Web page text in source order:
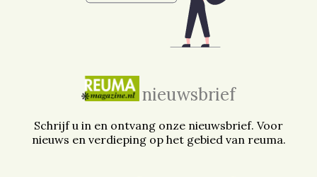
nieuwsbrief
Schrijf u in en ontvang onze nieuwsbrief. Voor
nieuws en verdieping op het gebied van reuma.